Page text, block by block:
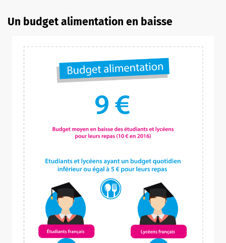
Un budget alimentation en baisse